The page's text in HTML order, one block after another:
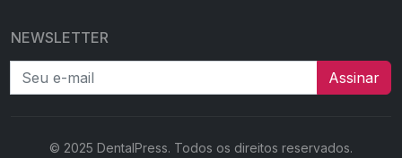
NEWSLETTER
Seu e-mail
Assinar
© 2025 DentalPress. Todos os direitos reservados.